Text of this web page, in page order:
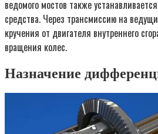
ведомого мостов также
средства. Через трансмиссию на
кручения от двигателя внутреннего
вращения колес.
Назначение